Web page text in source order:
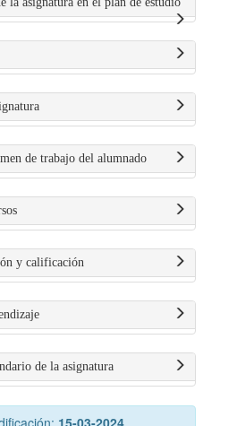
de trabajo del alumnado
y calificación
de la asignatura
15-03-2024